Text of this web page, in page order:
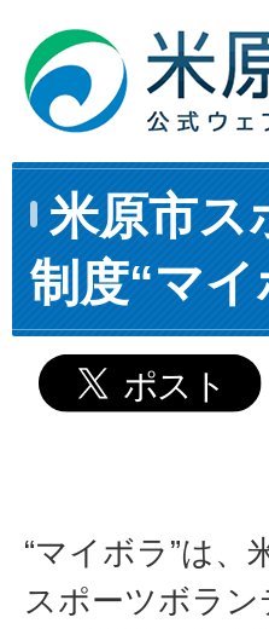
米原市ス
制度“マイ
“マイボラ”は
スポーツボラ